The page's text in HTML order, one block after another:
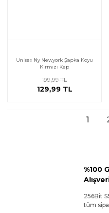
Unisex Ny Newyork Şapka Koyu
Kırmızı Kep
199,99 TL
129,99 TL
1
%100
256Bit
tüm